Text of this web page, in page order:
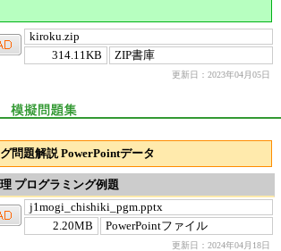
kiroku.zip
314.11KB
ZIP書庫
更新日：2023年04月05日
問題解説 PowerPointデータ
プログラミング例題
j1mogi_chishiki_pgm.pptx
2.20MB
PowerPointファイル
更新日：2024年04月18日